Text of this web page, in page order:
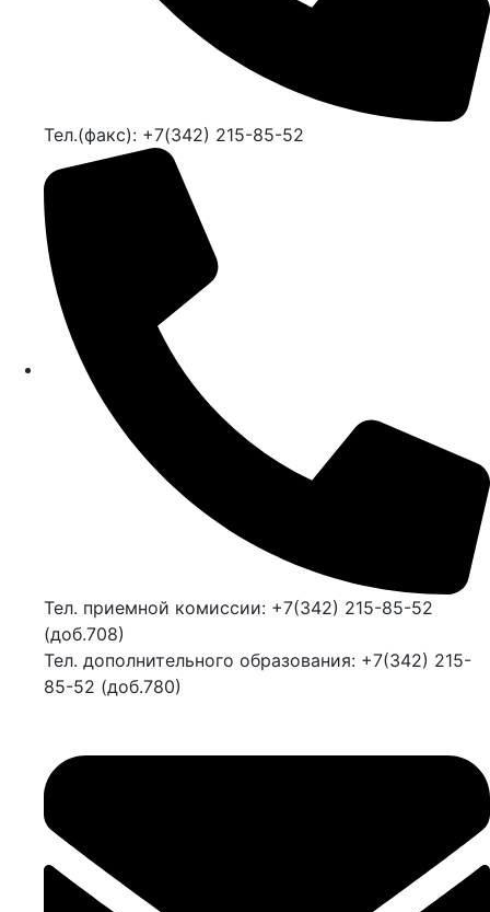
Тел.(факс): +7(342) 215-85-52
Тел. приемной комиссии: +7(342) 215-85-52
(доб.708)
Тел. дополнительного образования: +7(342) 215-
85-52 (доб.780)